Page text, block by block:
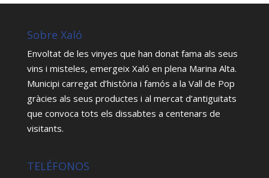
Sobre Xaló
Envoltat de les vinyes que han donat fama als seus
vins i misteles, emergeix Xaló en plena Marina Alta.
Municipi carregat d’història i famós a la Vall de Pop
gràcies als seus productes i al mercat d’antiguitats
que convoca tots els dissabtes a centenars de
visitants.
TELÉFONOS